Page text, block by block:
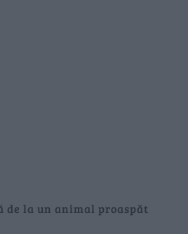
de la un animal proaspăt